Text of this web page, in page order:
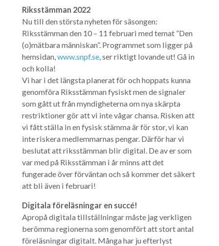
Riksstämman 2022
Nu till den största nyheten för säsongen:
Riksstämman den 10 – 11 februari med temat ”Den
(o)mätbara människan”. Programmet som ligger på
hemsidan,www.snpf.se, ser riktigt lovande ut! Gå in
och kolla!
Vi har i det längsta planerat för och hoppats kunna
genomföra Riksstämman fysiskt men de signaler
som gått ut från myndigheterna om nya skärpta
restriktioner gör att vi inte vågar chansa. Risken att
vi fått ställa in en fysisk stämma är för stor, vi kan
inte riskera medlemmarnas pengar. Därför har vi
beslutat att riksstämman blir digital. De av er som
var med på Riksstämman i år minns att det
fungerade över förväntan och så kommer det säkert
att bli även i februari!
Digitala föreläsningar en succé!
Apropå digitala tillställningar måste jag verkligen
berömma regionerna som genomfört att stort antal
föreläsningar digitalt. Många har ju efterlyst